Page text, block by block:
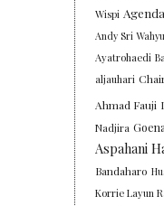
Wispi Agenda
Andy Sri
Ayatrohaedi
aljauhari
Ahmad Fauji
Nadjira
Aspahani
Bandaharo
Korrie Layun